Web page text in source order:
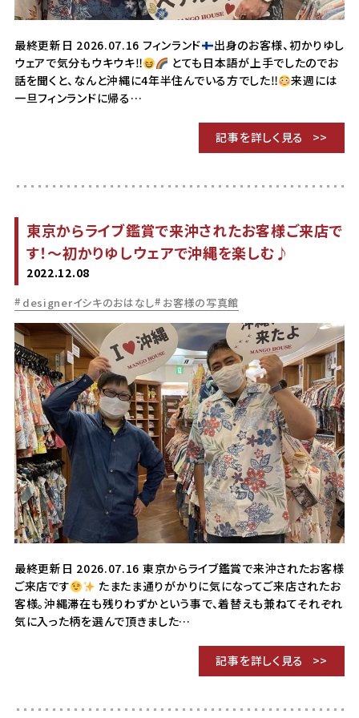
最終更新日 2026.07.16 フィンランド
出身のお客様、初かりゆし
ウェアで気分もウキウキ‼︎
とても日本語が上手でしたのでお
話を聞くと、なんと沖縄に4年半住んでいる方でした‼︎
来週には
一旦フィンランドに帰る…
記事を詳しく見る
東京からライブ鑑賞で来沖されたお客様ご来店で
す！～初かりゆしウェアで沖縄を楽しむ♪
2022.12.08
designerイシキのおはなし お客様の写真館
最終更新日 2026.07.16 東京からライブ鑑賞で来沖されたお客様
ご来店です
たまたま通りがかりに気になってご来店されたお
客様。沖縄滞在も残りわずかという事で、着替えも兼ねてそれぞれ
気に入った柄を選んで頂きました…
記事を詳しく見る